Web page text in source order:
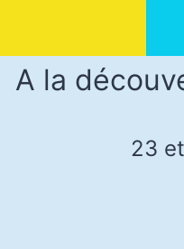
A la
23